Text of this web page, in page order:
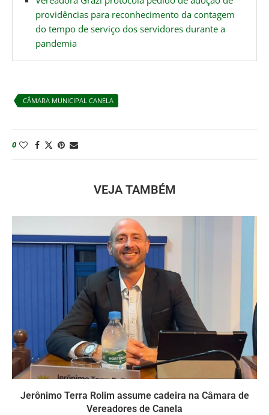
providências para reconhecimento da contagem
do tempo de serviço dos servidores durante a
pandemia
CÂMARA MUNICIPAL CANELA
0
VEJA TAMBÉM
Jerônimo Terra Rolim assume cadeira na Câmara de
Vereadores de Canela